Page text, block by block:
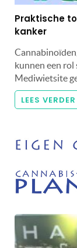
Praktische
kanker
kunnen een rol
Mediwietsite
LEES VERDER